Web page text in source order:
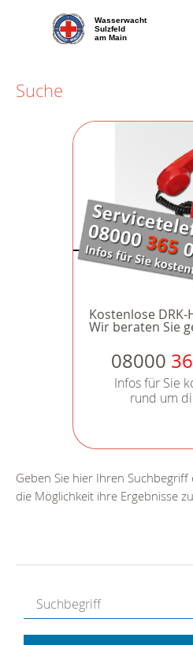
Wasserwacht
Sulzfeld
am Main
Suche
Kostenlose
Wir beraten Sie
08000
Infos für Sie
rund um
Geben Sie hier Ihren Suchbegriff
die Möglichkeit ihre Ergebnisse